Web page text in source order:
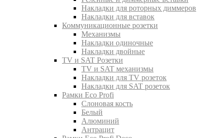
Накладки для роторных диммеров
Накладки для вставок
Коммуникационные розетки
Механизмы
Накладки одиночные
Накладки двойные
TV и SAT Розетки
TV и SAT механизмы
Накладки для TV розеток
Накладки для SAT розеток
Рамки Eco Profi
Слоновая кость
Белый
Алюминий
Антрацит